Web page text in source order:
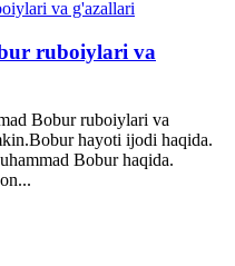
ruboiylari va
Bobur ruboiylari va
hayoti ijodi haqida.
Bobur haqida.